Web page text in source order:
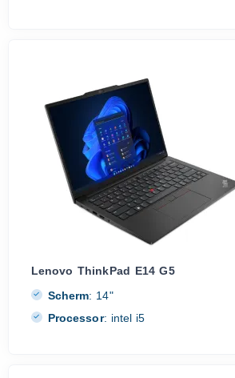
Lenovo ThinkPad E14 G5
Scherm: 14"
Processor: intel i5